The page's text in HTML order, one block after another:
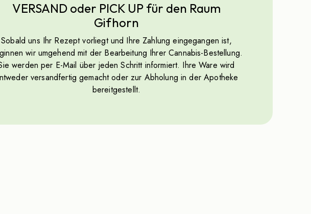
VERSAND oder PICK UP für den Raum
Gifhorn
Sobald uns Ihr Rezept vorliegt und Ihre Zahlung eingegangen ist,
wir umgehend mit der Bearbeitung Ihrer Cannabis-Bestellung.
werden per E-Mail über jeden Schritt informiert. Ihre Ware wird
versandfertig gemacht oder zur Abholung in der Apotheke
bereitgestellt.